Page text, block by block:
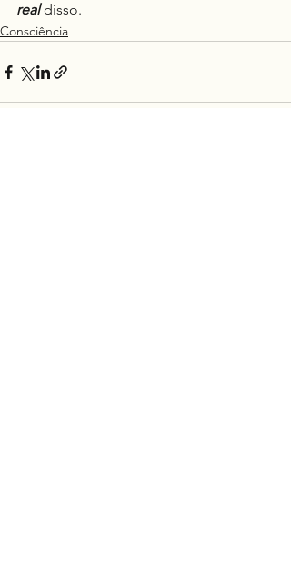
real disso.
Consciência